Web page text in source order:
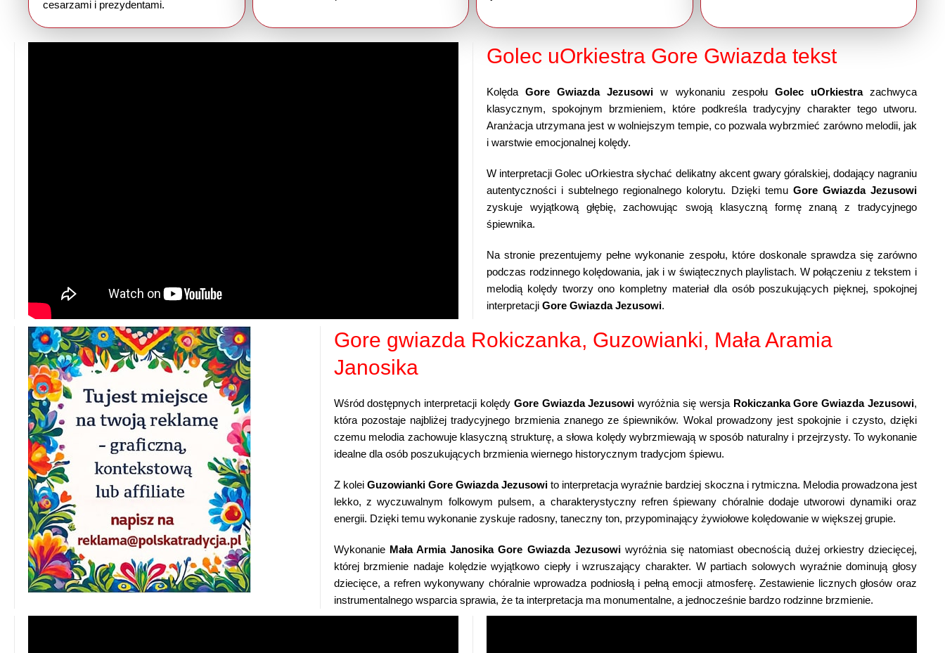
cesarzami i prezydentami.
Golec uOrkiestra Gore Gwiazda tekst
KolędaGore Gwiazda Jezusowi w wykonaniu zespołu Golec uOrkiestrazachwyca
klasycznym, spokojnym brzmieniem, które podkreśla tradycyjny charakter tego utworu.
Aranżacja utrzymana jest w wolniejszym tempie, co pozwala wybrzmieć zarówno melodii, jak
i warstwie emocjonalnej kolędy.
W interpretacji Golec uOrkiestra słychać delikatny akcent gwary góralskiej, dodający nagraniu
autentyczności i subtelnego regionalnego kolorytu. Dzięki temu Gore Gwiazda Jezusowi
zyskuje wyjątkową głębię, zachowując swoją klasyczną formę znaną z tradycyjnego
śpiewnika.
Na stronie prezentujemy pełne wykonanie zespołu, które doskonale sprawdza się zarówno
podczas rodzinnego kolędowania, jak i w świątecznych playlistach. W połączeniu z tekstem i
melodią kolędy tworzy ono kompletny materiał dla osób poszukujących pięknej, spokojnej
interpretacji Gore Gwiazda Jezusowi.
Gore gwiazda Rokiczanka, Guzowianki, Mała Aramia
Janosika
Wśród dostępnych interpretacji kolędy Gore Gwiazda Jezusowi wyróżnia się wersja Rokiczanka Gore Gwiazda Jezusowi,
która pozostaje najbliżej tradycyjnego brzmienia znanego ze śpiewników. Wokal prowadzony jest spokojnie i czysto, dzięki
czemu melodia zachowuje klasyczną strukturę, a słowa kolędy wybrzmiewają w sposób naturalny i przejrzysty. To wykonanie
idealne dla osób poszukujących brzmienia wiernego historycznym tradycjom śpiewu.
Z kolei Guzowianki Gore Gwiazda Jezusowi to interpretacja wyraźnie bardziej skoczna i rytmiczna. Melodia prowadzona jest
lekko, z wyczuwalnym folkowym pulsem, a charakterystyczny refren śpiewany chóralnie dodaje utworowi dynamiki oraz
energii. Dzięki temu wykonanie zyskuje radosny, taneczny ton, przypominający żywiołowe kolędowanie w większej grupie.
Wykonanie Mała Armia Janosika Gore Gwiazda Jezusowiwyróżnia się natomiast obecnością dużej orkiestry dziecięcej,
której brzmienie nadaje kolędzie wyjątkowo ciepły i wzruszający charakter. W partiach solowych wyraźnie dominują głosy
dziecięce, a refren wykonywany chóralnie wprowadza podniosłą i pełną emocji atmosferę. Zestawienie licznych głosów oraz
instrumentalnego wsparcia sprawia, że ta interpretacja ma monumentalne, a jednocześnie bardzo rodzinne brzmienie.